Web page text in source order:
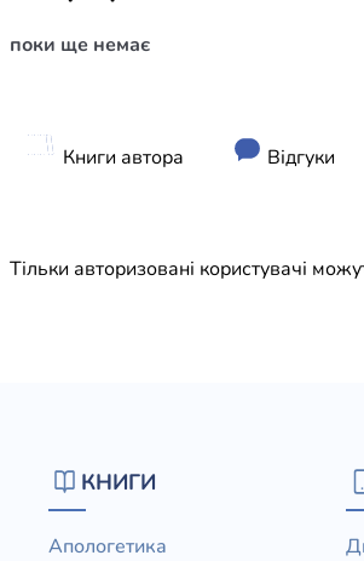
поки ще немає
Книги автора Відгуки
Тільки авторизовані користувачі
КНИГИ
Апологетика